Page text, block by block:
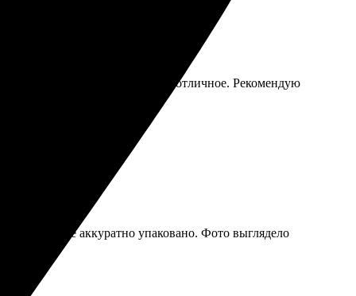
пришла вовремя, качество отличное. Рекомендую
сроки, все аккуратно упаковано. Фото выглядело